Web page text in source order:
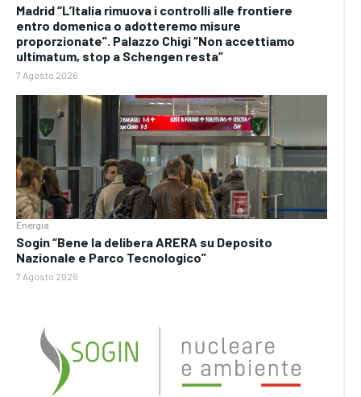
Madrid “L’Italia rimuova i controlli alle frontiere
entro domenica o adotteremo misure
proporzionate”. Palazzo Chigi “Non accettiamo
ultimatum, stop a Schengen resta”
7 Agosto 2026
Energia
Sogin “Bene la delibera ARERA su Deposito
Nazionale e Parco Tecnologico”
7 Agosto 2026